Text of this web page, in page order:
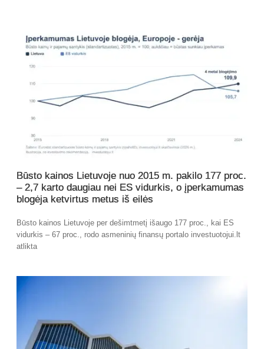
Būsto kainos Lietuvoje nuo 2015 m. pakilo 177 proc.
– 2,7 karto daugiau nei ES vidurkis, o įperkamumas
blogėja ketvirtus metus iš eilės
Būsto kainos Lietuvoje per dešimtmetį išaugo 177 proc., kai ES
vidurkis – 67 proc., rodo asmeninių finansų portalo investuotojui.lt
atlikta